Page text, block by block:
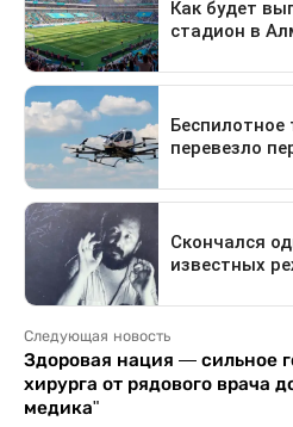
Следующая новость
Здоровая нация — сильное
хирурга от рядового врача
медика"